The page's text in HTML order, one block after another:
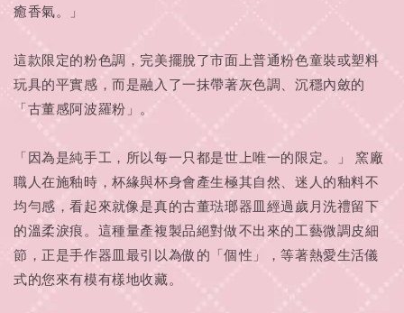
癒香氣。」
這款限定的粉色調，完美擺脫了市面上普通粉色童裝或塑料
玩具的平實感，而是融入了一抹帶著灰色調、沉穩內斂的
「古董感阿波羅粉」。
「因為是純手工，所以每一只都是世上唯一的限定。」 窯廠
職人在施釉時，杯緣與杯身會產生極其自然、迷人的釉料不
均勻感，看起來就像是真的古董琺瑯器皿經過歲月洗禮留下
的溫柔淚痕。這種量產複製品絕對做不出來的工藝微調皮細
節，正是手作器皿最引以為傲的「個性」，等著熱愛生活儀
式的您來有模有樣地收藏。